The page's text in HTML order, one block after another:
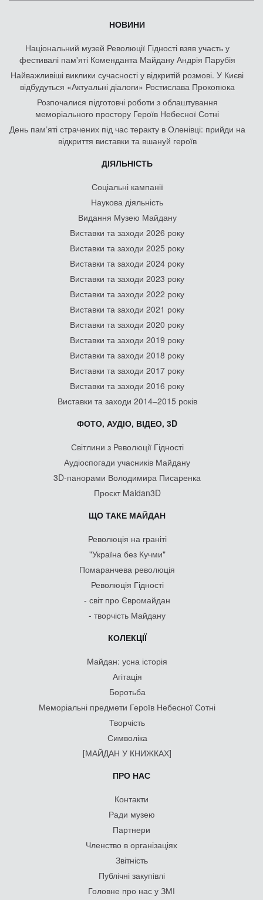
НОВИНИ
Національний музей Революції Гідності взяв участь у
фестивалі пам'яті Коменданта Майдану Андрія Парубія
Найважливіші виклики сучасності у відкритій розмові. У Києві
відбудуться «Актуальні діалоги» Ростислава Прокопюка
Розпочалися підготовчі роботи з облаштування
меморіального простору Героїв Небесної Сотні
День памʼяті страчених під час теракту в Оленівці: прийди на
відкриття виставки та вшануй героїв
ДІЯЛЬНІСТЬ
Соціальні кампанії
Наукова діяльність
Видання Музею Майдану
Виставки та заходи 2026 року
Виставки та заходи 2025 року
Виставки та заходи 2024 року
Виставки та заходи 2023 року
Виставки та заходи 2022 року
Виставки та заходи 2021 року
Виставки та заходи 2020 року
Виставки та заходи 2019 року
Виставки та заходи 2018 року
Виставки та заходи 2017 року
Виставки та заходи 2016 року
Виставки та заходи 2014–2015 років
ФОТО, АУДІО, ВІДЕО, 3D
Світлини з Революції Гідності
Аудіоспогади учасників Майдану
3D-панорами Володимира Писаренка
Проєкт Maidan3D
ЩО ТАКЕ МАЙДАН
Революція на граніті
"Україна без Кучми"
Помаранчева революція
Революція Гідності
- світ про Євромайдан
- творчість Майдану
КОЛЕКЦІЇ
Майдан: усна історія
Агітація
Боротьба
Меморіальні предмети Героїв Небесної Сотні
Творчість
Символіка
[МАЙДАН У КНИЖКАХ]
ПРО НАС
Контакти
Ради музею
Партнери
Членство в організаціях
Звітність
Публічні закупівлі
Головне про нас у ЗМІ